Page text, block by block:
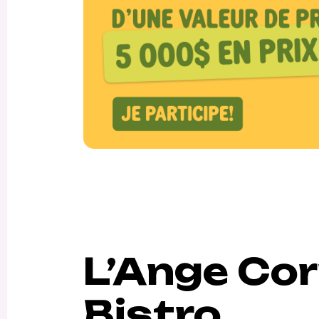
L’Ange